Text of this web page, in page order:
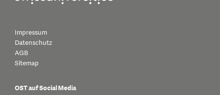
Impressum
Datenschutz
AGB
Sitemap
OST auf Social Media